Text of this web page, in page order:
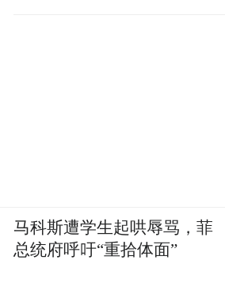
马科斯遭学生起哄辱骂，菲
总统府呼吁“重拾体面”